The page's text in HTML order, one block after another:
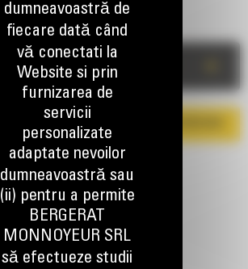
dumneavoastră de
fiecare dată când
vă conectati la
Website si prin
furnizarea de
servicii
personalizate
adaptate nevoilor
dumneavoastră sau
(ii) pentru a permite
BERGERAT
MONNOYEUR SRL
să efectueze studii